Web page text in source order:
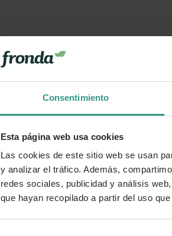
Consentimiento
Esta página web usa cookies
Las cookies de este sitio web se usan
y analizar el tráfico. Además,
redes sociales, publicidad y análisis
que hayan recopilado a partir del uso